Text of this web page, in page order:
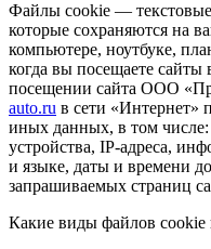
Файлы cookie —
которые сохраняются на
компьютере, ноутбуке,
когда вы посещаете
посещении сайта ООО
auto.ru в сети «Интернет»
иных данных, в том числе:
устройства, IP-адреса,
и языке, даты и времени
запрашиваемых страниц
Какие виды файлов cookie